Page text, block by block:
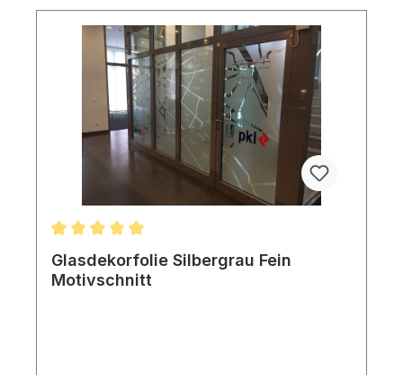
Durchschnittliche Bewertung von 5 von 5 Sternen
Glasdekorfolie Silbergrau Fein
Motivschnitt